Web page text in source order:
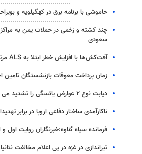
خاموشی با برنامه برق در کهگیلویه و
چند کشته و زخمی در حملات یمن به مراکز
سعودی
آفت‌کش‌ها با افزایش خطر ابتلا به ALS مرتبط هستند
زمان پرداخت معوقات بازنشستگان تامین
دیابت نوع ۲ عوارض یائسگی را تشدید می کند
ناکارآمدی ساختار دفاعی اروپا در برابر
فرمانده سپاه گناوه:خبرنگاران روایت اول
تیراندازی در غزه در پی اعلام مخالفت